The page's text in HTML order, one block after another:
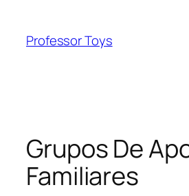
content
Professor Toys
Grupos De
Familiares